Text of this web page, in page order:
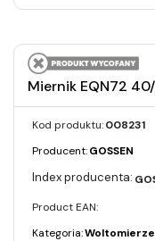
Miernik EQN72
Kod produktu:008231
Producent:GOSSEN
Product EAN:
Kategoria: